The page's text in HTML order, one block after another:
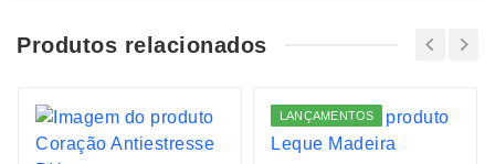
Produtos relacionados
LANÇAMENTOS